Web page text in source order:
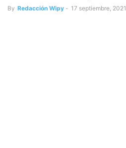
By Redacción Wipy - 17 septiembre, 2021